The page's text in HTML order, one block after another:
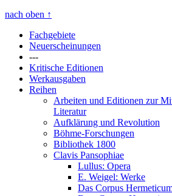
nach oben ↑
Fachgebiete
Neuerscheinungen
---
Kritische Editionen
Werkausgaben
Reihen
Arbeiten und Editionen zur
Literatur
Aufklärung und Revolution
Böhme-Forschungen
Bibliothek 1800
Clavis Pansophiae
Lullus: Opera
E. Weigel: Werke
Das Corpus